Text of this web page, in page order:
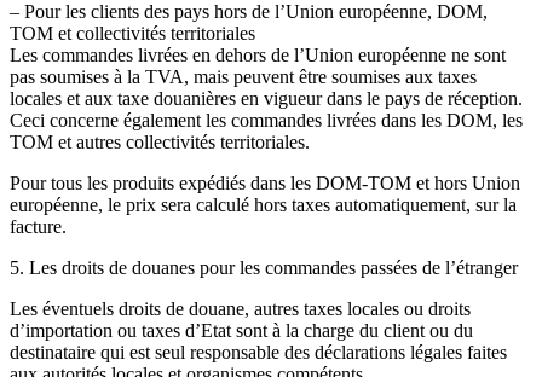
– Pour les clients des pays hors de l’Union européenne, DOM,
TOM et collectivités territoriales
Les commandes livrées en dehors de l’Union européenne ne sont
pas soumises à la TVA, mais peuvent être soumises aux taxes
locales et aux taxe douanières en vigueur dans le pays de réception.
Ceci concerne également les commandes livrées dans les DOM, les
TOM et autres collectivités territoriales.
Pour tous les produits expédiés dans les DOM-TOM et hors Union
européenne, le prix sera calculé hors taxes automatiquement, sur la
facture.
5. Les droits de douanes pour les commandes passées de l’étranger
Les éventuels droits de douane, autres taxes locales ou droits
d’importation ou taxes d’Etat sont à la charge du client ou du
destinataire qui est seul responsable des déclarations légales faites